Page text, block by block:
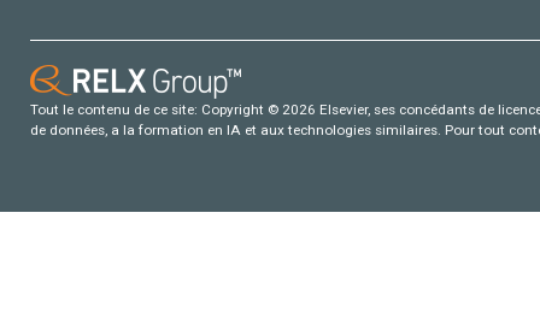
Tout le contenu de ce site: Copyright © 2026 Elsevier, ses concédants de
de données, a la formation en IA et aux technologies similaires. Pour tout